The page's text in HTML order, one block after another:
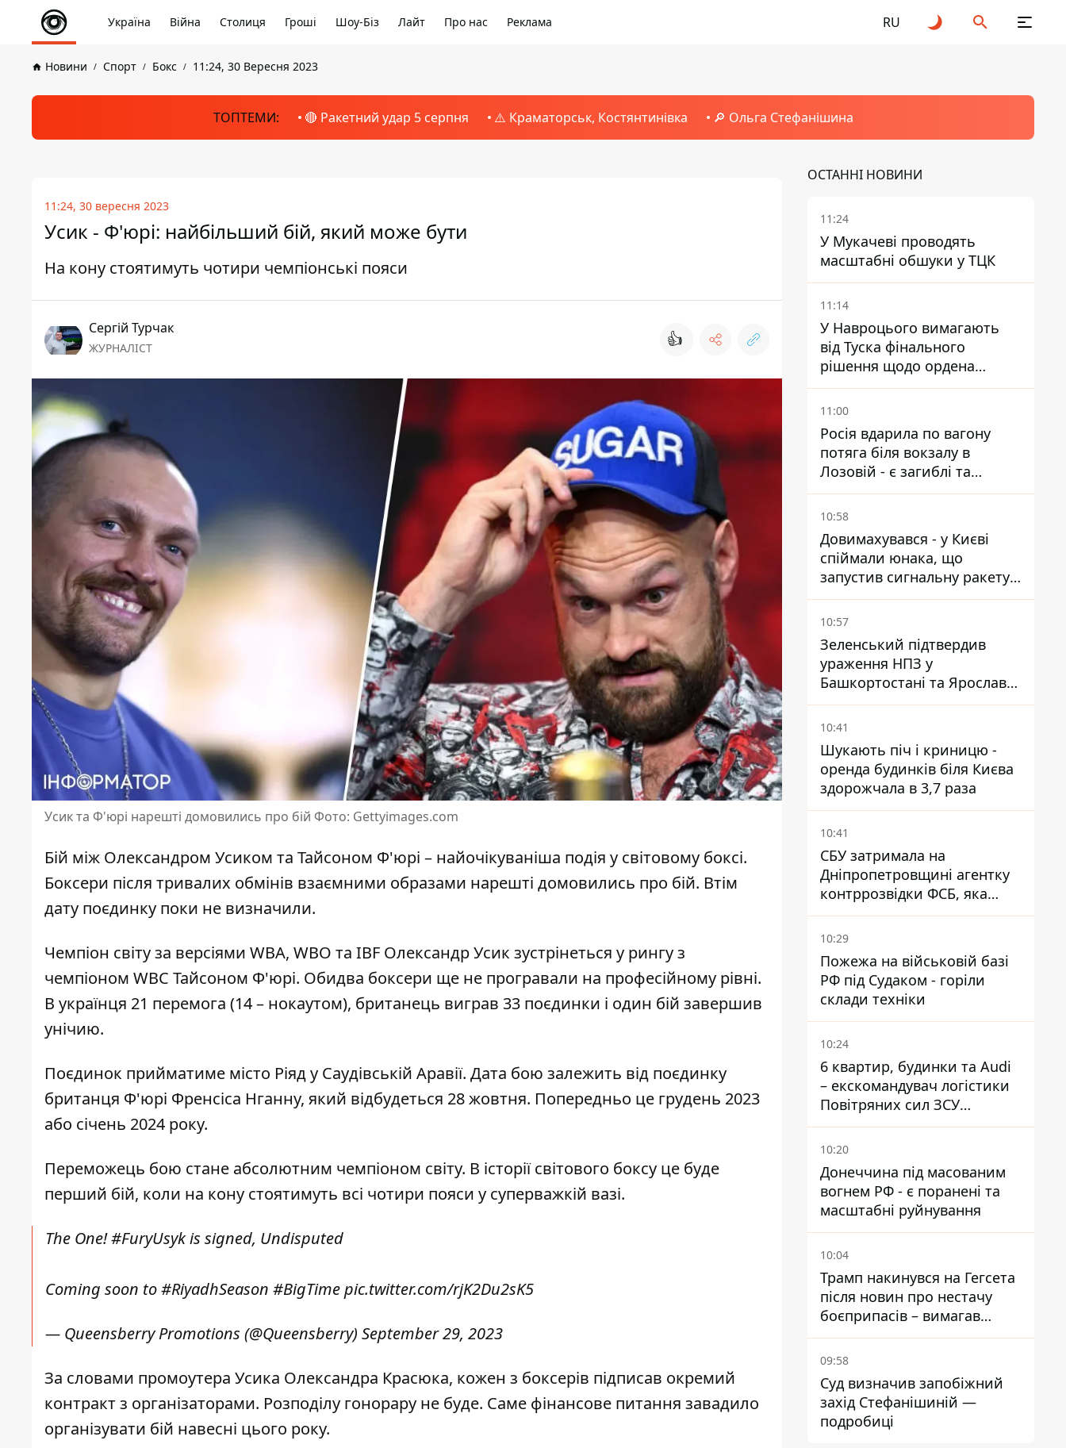
Україна Війна Столиця Гроші Шоу-Біз Лайт Про нас Реклама RU
Новини Спорт Бокс 11:24, 30 Вересня 2023
ТОПТЕМИ: 🔴 Ракетний удар 5 серпня ⚠️ Краматорськ, Костянтинівка 🔎 Ольга Стефанішина
11:24, 30 вересня 2023
Усик - Ф'юрі: найбільший бій, який може бути
На кону стоятимуть чотири чемпіонські пояси
Сергій Турчак
ЖУРНАЛІСТ 👍
Усик та Ф'юрі нарешті домовились про бій Фото: Gettyimages.com
Бій між Олександром Усиком та Тайсоном Ф'юрі – найочікуваніша подія у світовому боксі.
Боксери після тривалих обмінів взаємними образами нарешті домовились про бій. Втім
дату поєдинку поки не визначили.
Чемпіон світу за версіями WBA, WBO та IBF Олександр Усик зустрінеться у рингу з
чемпіоном WBC Тайсоном Ф'юрі. Обидва боксери ще не програвали на професійному рівні.
В українця 21 перемога (14 – нокаутом), британець виграв 33 поєдинки і один бій завершив
унічию.
Поєдинок прийматиме місто Ріяд у Саудівській Аравії. Дата бою залежить від поєдинку
британця Ф'юрі Френсіса Нганну, який відбудеться 28 жовтня. Попередньо це грудень 2023
або січень 2024 року.
Переможець бою стане абсолютним чемпіоном світу. В історії світового боксу це буде
перший бій, коли на кону стоятимуть всі чотири пояси у суперважкій вазі.
The One!#FuryUsykis signed, Undisputed
Coming soon to#RiyadhSeason #BigTimepic.twitter.com/rjK2Du2sK5
— Queensberry Promotions (@Queensberry) September 29, 2023
За словами промоутера Усика Олександра Красюка, кожен з боксерів підписав окремий
контракт з організаторами. Розподілу гонорару не буде. Саме фінансове питання завадило
організувати бій навесні цього року.
ОСТАННІ НОВИНИ
11:24
У Мукачеві проводять
масштабні обшуки у ТЦК
11:14
У Навроцього вимагають
від Туска фінального
рішення щодо ордена
Зеленського – знайдіть в
собі мужність
11:00
Росія вдарила по вагону
потяга біля вокзалу в
Лозовій - є загиблі та
поранені
10:58
Довимахувався - у Києві
спіймали юнака, що
запустив сигнальну ракету,
аби потішити дівчат
10:57
Зеленський підтвердив
ураження НПЗ у
Башкортостані та Ярославлі
- відео
10:41
Шукають піч і криницю -
оренда будинків біля Києва
здорожчала в 3,7 раза
10:41
СБУ затримала на
Дніпропетровщині агентку
контррозвідки ФСБ, яка
готувала теракти –
шпигувала за військовими
10:29
Пожежа на військовій базі
РФ під Судаком - горіли
склади техніки
10:24
6 квартир, будинки та Audi
– екскомандувач логістики
Повітряних сил ЗСУ
отримав нову підозру
10:20
Донеччина під масованим
вогнем РФ - є поранені та
масштабні руйнування
10:04
Трамп накинувся на Гегсета
після новин про нестачу
боєприпасів – вимагав
пояснень
09:58
Суд визначив запобіжний
захід Стефанішиній —
подробиці